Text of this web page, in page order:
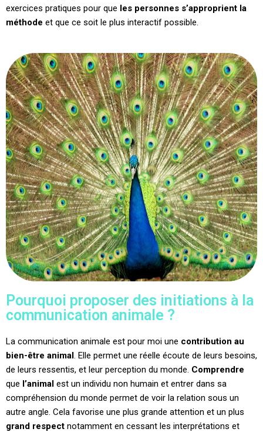
exercices pratiques pour que les personnes s’approprient la
méthode et que ce soit le plus interactif possible.
Pourquoi proposer des initiations à la
communication animale ?
La communication animale est pour moi une contribution au
bien-être animal. Elle permet une réelle écoute de leurs besoins,
de leurs ressentis, et leur perception du monde. Comprendre
que l’animal est un individu non humain et entrer dans sa
compréhension du monde permet de voir la relation sous un
autre angle. Cela favorise une plus grande attention et un plus
grand respect notamment en cessant les interprétations et